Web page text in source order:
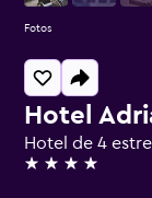
Hotel
Hotel de 4
4 estrellas
Fotos